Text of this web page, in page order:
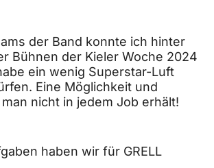
der Band konnte ich hinter
Bühnen der Kieler Woche 2024
ein wenig Superstar-Luft
Eine Möglichkeit und
nicht in jedem Job erhält!
haben wir für GRELL